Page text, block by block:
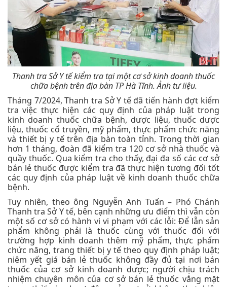
Thanh tra Sở Y tế kiểm tra tại một cơ sở kinh doanh thuốc
chữa bệnh trên địa bàn TP Hà Tĩnh. Ảnh tư liệu.
Tháng 7/2024, Thanh tra Sở Y tế đã tiến hành đợt kiểm
tra việc thực hiện các quy định của pháp luật trong
kinh doanh thuốc chữa bệnh, dược liệu, thuốc dược
liệu, thuốc cổ truyền, mỹ phẩm, thực phẩm chức năng
và thiết bị y tế trên địa bàn toàn tỉnh. Trong thời gian
hơn 1 tháng, đoàn đã kiểm tra 120 cơ sở nhà thuốc và
quầy thuốc. Qua kiểm tra cho thấy, đại đa số các cơ sở
bán lẻ thuốc được kiểm tra đã thực hiện tương đối tốt
các quy định của pháp luật về kinh doanh thuốc chữa
bệnh.
Tuy nhiên, theo ông Nguyễn Anh Tuấn – Phó Chánh
Thanh tra Sở Y tế, bên cạnh những ưu điểm thì vẫn còn
một số cơ sở có hành vi vi phạm với các lỗi: Để lẫn sản
phẩm không phải là thuốc cùng với thuốc đối với
trường hợp kinh doanh thêm mỹ phẩm, thực phẩm
chức năng, trang thiết bị y tế theo quy định pháp luật;
niêm yết giá bán lẻ thuốc không đầy đủ tại nơi bán
thuốc của cơ sở kinh doanh dược; người chịu trách
nhiệm chuyên môn của cơ sở bán lẻ thuốc vắng mặt